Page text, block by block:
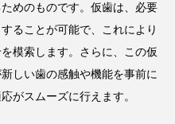
めのものです。仮歯は、必要
ることが可能で、これにより
模索します。さらに、この仮
しい歯の感触や機能を事前に
がスムーズに行えます。